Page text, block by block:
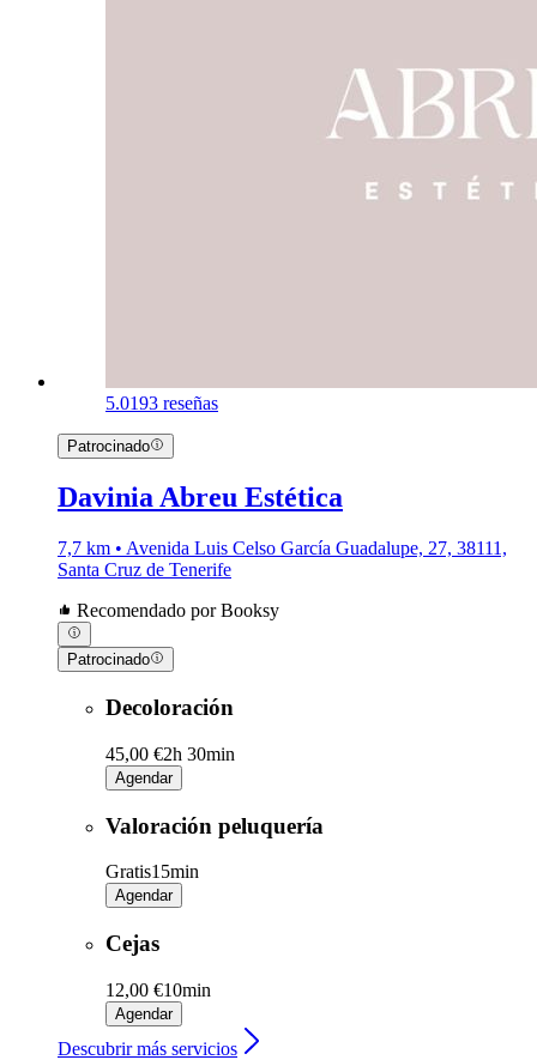
5.0193 reseñas
Patrocinado
Davinia Abreu Estética
7,7 km • Avenida Luis Celso García Guadalupe, 27, 38111,
Santa Cruz de Tenerife
Recomendado por Booksy
Patrocinado
Decoloración
45,00 €2h 30min
Agendar
Valoración peluquería
Gratis15min
Agendar
Cejas
12,00 €10min
Agendar
Descubrir más servicios